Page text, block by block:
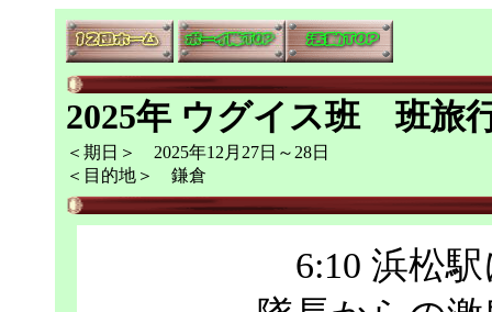
2025年 ウグイス班 班旅
＜期日＞ 2025年12月27日～28日
＜目的地＞ 鎌倉
6:10 浜松